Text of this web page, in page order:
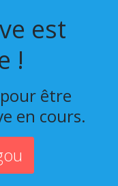
est
!
être
en cours.